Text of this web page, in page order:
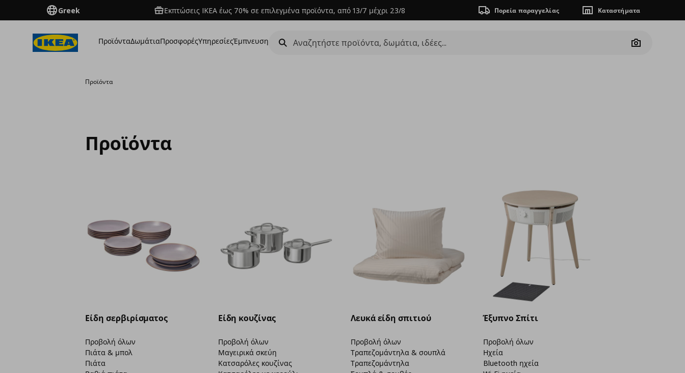
Greek Εκπτώσεις IKEA έως 70% σε επιλεγμένα προϊόντα, από 13/7 μέχρι 23/8 Πορεία παραγγελίας Καταστήματα
ΠροϊόνταΔωμάτιαΠροσφορέςΥπηρεσίεςΈμπνευση
Camera
Προϊόντα
Προϊόντα
Είδη σερβιρίσματος
Προβολή όλων
Πιάτα & μπολ
Πιάτα
Είδη κουζίνας
Προβολή όλων
Μαγειρικά σκεύη
Κατσαρόλες κουζίνας
Λευκά είδη σπιτιού
Προβολή όλων
Τραπεζομάντηλα & σουπλά
Τραπεζομάντηλα
Έξυπνο Σπίτι
Προβολή όλων
Ηχεία
Bluetooth ηχεία